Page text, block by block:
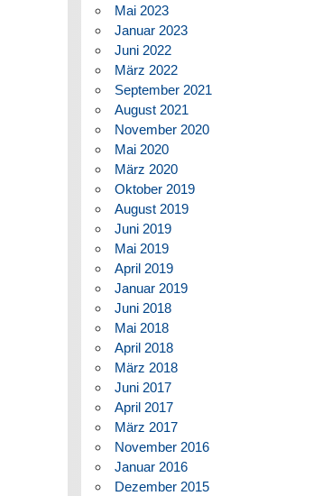
Mai 2023
Januar 2023
Juni 2022
März 2022
September 2021
August 2021
November 2020
Mai 2020
März 2020
Oktober 2019
August 2019
Juni 2019
Mai 2019
April 2019
Januar 2019
Juni 2018
Mai 2018
April 2018
März 2018
Juni 2017
April 2017
März 2017
November 2016
Januar 2016
Dezember 2015